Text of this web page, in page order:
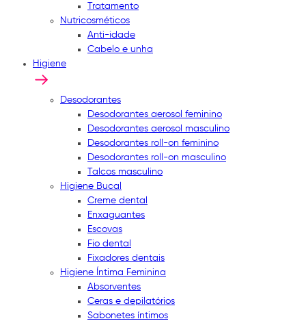
Tratamento
Nutricosméticos
Anti-idade
Cabelo e unha
Higiene
Desodorantes
Desodorantes aerosol feminino
Desodorantes aerosol masculino
Desodorantes roll-on feminino
Desodorantes roll-on masculino
Talcos masculino
Higiene Bucal
Creme dental
Enxaguantes
Escovas
Fio dental
Fixadores dentais
Higiene Íntima Feminina
Absorventes
Ceras e depilatórios
Sabonetes íntimos